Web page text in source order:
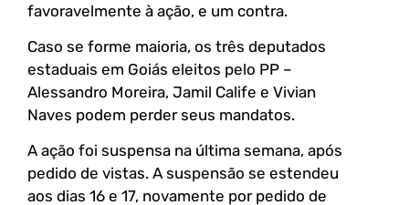
favoravelmente à ação, e um contra.
Caso se forme maioria, os três deputados
estaduais em Goiás eleitos pelo PP –
Alessandro Moreira, Jamil Calife e Vivian
Naves podem perder seus mandatos.
A ação foi suspensa na última semana, após
pedido de vistas. A suspensão se estendeu
aos dias 16 e 17, novamente por pedido de